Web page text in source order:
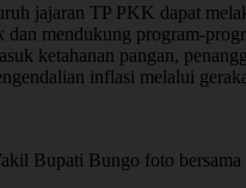
jajaran TP PKK dapat
dan mendukung program-
ketahanan pangan,
inflasi melalui
Bupati Bungo foto